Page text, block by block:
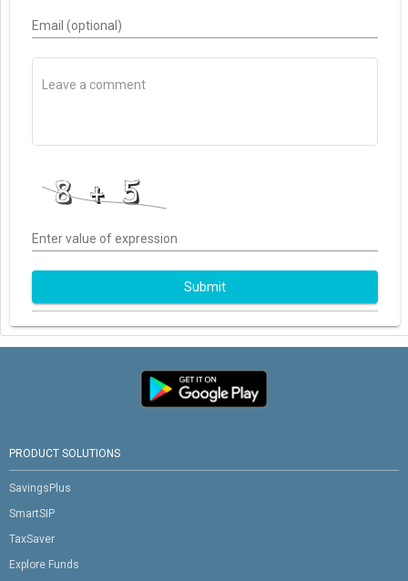
Email (optional)
Enter value of expression
Submit
PRODUCT SOLUTIONS
SavingsPlus
SmartSIP
TaxSaver
Explore Funds